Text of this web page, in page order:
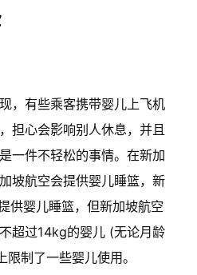
，有些乘客携带婴儿上飞机
担心会影响别人休息，并且
一件不轻松的事情。在新加
坡航空会提供婴儿睡篮，新
供婴儿睡篮，但新加坡航空
超过14kg的婴儿 (无论月龄
制了一些婴儿使用。